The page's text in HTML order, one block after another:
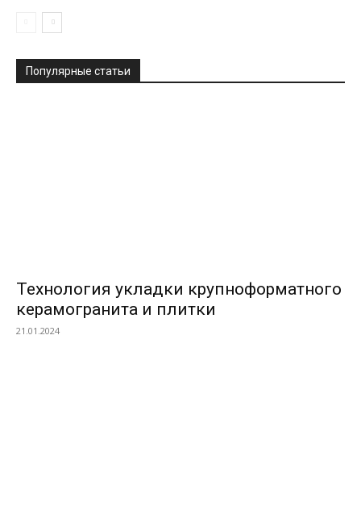
Популярные статьи
Технология укладки крупноформатного
керамогранита и плитки
21.01.2024